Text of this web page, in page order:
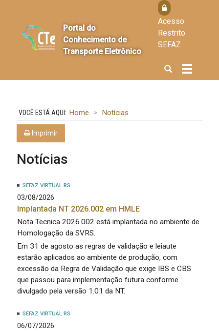
Portal do
Conhecimento de
Transporte Eletrônico
Acesso
Restrito
SEFAZ
Alterna
a
Abrir
a
Home Notícias
Imprimir
Notícias
SEFAZ VIRTUAL RS
03/08/2026
Implantada NT 2026.002 em HMLE
Nota Tecnica 2026.002 está implantada no ambiente de
Homologação da SVRS.
Em 31 de agosto as regras de validação e leiaute
estarão aplicados ao ambiente de produção, com
excessão da Regra de Validação que exige IBS e CBS
que passou para implementação futura conforme
divulgado pela versão 1.01 da NT.
SEFAZ VIRTUAL RS
06/07/2026